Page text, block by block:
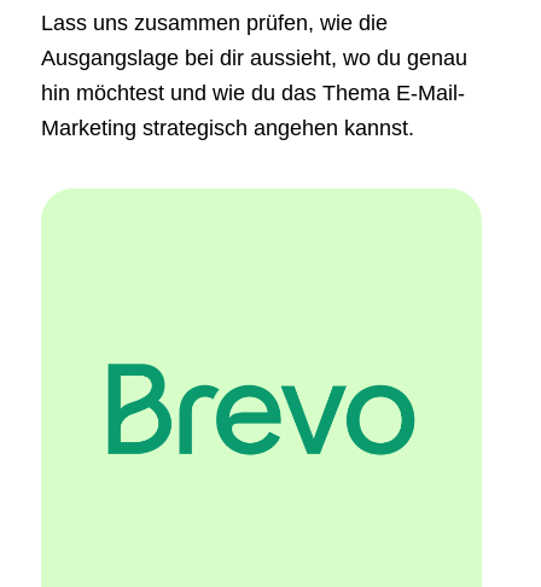
Lass uns zusammen prüfen, wie die
Ausgangslage bei dir aussieht, wo du genau
hin möchtest und wie du das Thema E-Mail-
Marketing strategisch angehen kannst.